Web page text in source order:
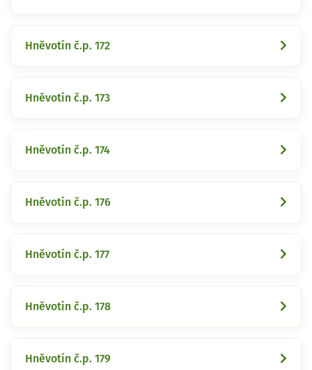
Hněvotín č.p. 172
Hněvotín č.p. 173
Hněvotín č.p. 174
Hněvotín č.p. 176
Hněvotín č.p. 177
Hněvotín č.p. 178
Hněvotín č.p. 179